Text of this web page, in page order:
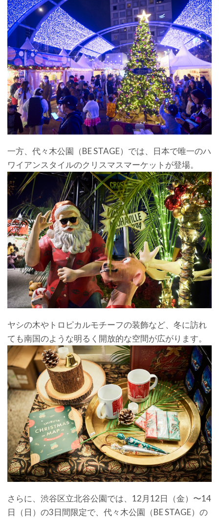
一方、代々木公園（BE STAGE）では、日本で唯一のハ
ワイアンスタイルのクリスマスマーケットが登場。
ヤシの木やトロピカルモチーフの装飾など、冬に訪れ
ても南国のような明るく開放的な空間が広がります。
さらに、渋谷区立北谷公園では、12月12日（金）〜14
日（日）の3日間限定で、代々木公園（BE STAGE）の